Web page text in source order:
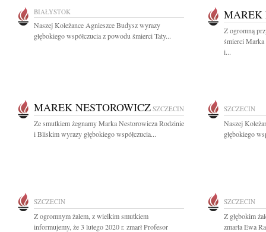
BIAŁYSTOK
Naszej Koleżance Agnieszce Budysz wyrazy
głębokiego współczucia z powodu śmierci Taty...
MAREK
Z ogromną
śmierci Marka
i...
MAREK NESTOROWICZ SZCZECIN
Ze smutkiem żegnamy Marka Nestorowicza Rodzinie
i Bliskim wyrazy głębokiego współczucia...
SZCZECIN
Naszej
głębokiego
SZCZECIN
Z ogromnym żalem, z wielkim smutkiem
informujemy, że 3 lutego 2020 r. zmarł Profesor
SZCZECIN
Z głębokim
zmarła Ewa